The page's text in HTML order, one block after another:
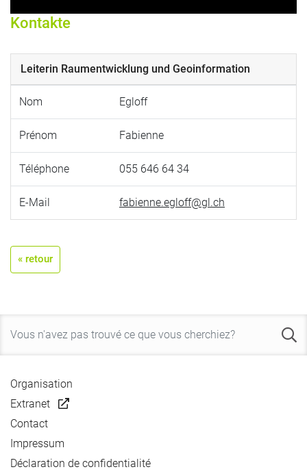
Kontakte
Leiterin Raum­­­entwicklung und Geo­­information
Nom Egloff
Prénom Fabienne
Téléphone 055 646 64 34
E-Mail fabienne.egloff@gl.ch
« retour
Organisation
Extranet
Contact
Impressum
Déclaration de confidentialité